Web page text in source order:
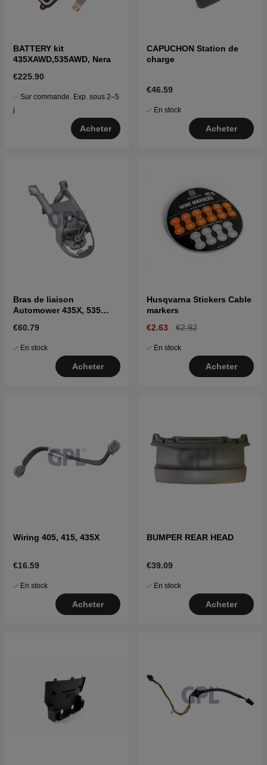
BATTERY kit
435XAWD,535AWD, Nera
€225.90
Sur commande. Exp. sous 2–5
j
Acheter
CAPUCHON Station de
charge
€46.59
En stock
Acheter
Bras de liaison
Automower 435X, 535
€60.79
En stock
Acheter
Husqvarna Stickers Cable
markers
€2.63
€2.92
En stock
Acheter
Wiring 405, 415, 435X
€16.59
En stock
Acheter
BUMPER REAR HEAD
€39.09
En stock
Acheter